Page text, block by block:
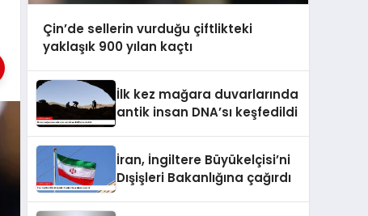
Çin’de sellerin vurduğu çiftlikteki
yaklaşık 900 yılan kaçtı
İlk kez mağara duvarlarında
antik insan DNA’sı keşfedildi
İran, İngiltere Büyükelçisi’ni
Dışişleri Bakanlığına çağırdı